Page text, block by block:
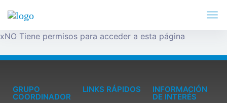
xNO Tiene permisos para acceder a esta página
GRUPO
COORDINADOR
LINKS RÁPIDOS INFORMACIÓN
DE INTERÉS